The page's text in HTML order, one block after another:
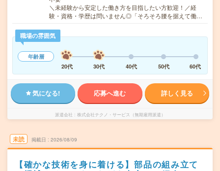
＼未経験から安定した働き方を目指したい方歓迎！／経
験・資格・学歴は問いません◎「そろそろ腰を据えて働…
職場の雰囲気
年齢層
20代
30代 40代 50代 60代
気になる! 応募へ進む 詳しく見る
派遣会社 株式会社テクノ・サービス（無期雇用派遣）
未読 掲載日 2026/08/09
【確かな技術を身に着ける】部品の組み立て